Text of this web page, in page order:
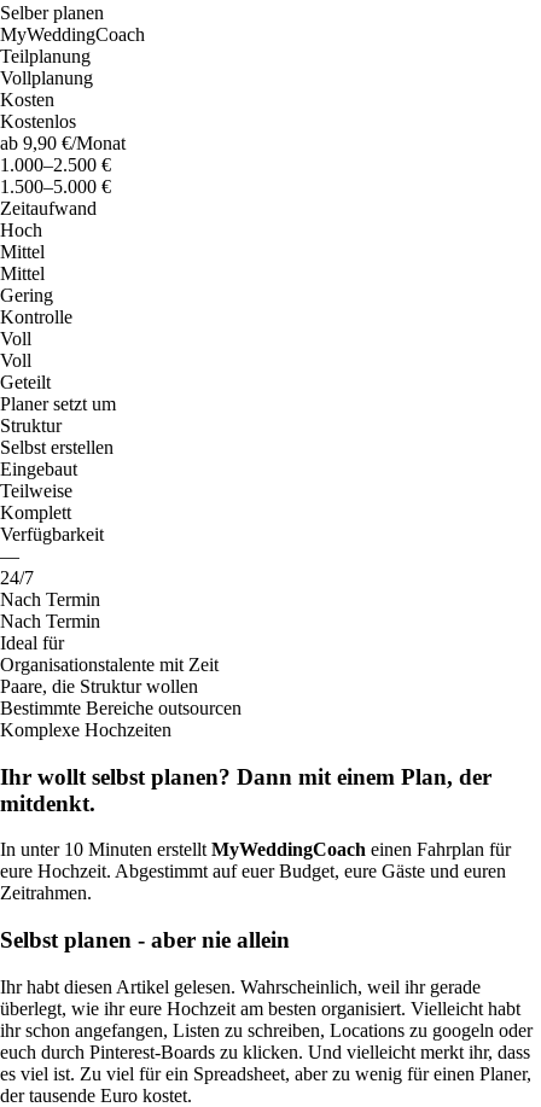
Selber planen
MyWeddingCoach
Teilplanung
Vollplanung
Kosten
Kostenlos
ab 9,90 €/Monat
1.000–2.500 €
1.500–5.000 €
Zeitaufwand
Hoch
Mittel
Mittel
Gering
Kontrolle
Voll
Voll
Geteilt
Planer setzt um
Struktur
Selbst erstellen
Eingebaut
Teilweise
Komplett
Verfügbarkeit
—
24/7
Nach Termin
Nach Termin
Ideal für
Organisationstalente mit Zeit
Paare, die Struktur wollen
Bestimmte Bereiche outsourcen
Komplexe Hochzeiten
Ihr wollt selbst planen? Dann mit einem Plan, der
mitdenkt.
In unter 10 Minuten erstelltMyWeddingCoach einen Fahrplan für
eure Hochzeit. Abgestimmt auf euer Budget, eure Gäste und euren
Zeitrahmen.
Selbst planen - aber nie allein
Ihr habt diesen Artikel gelesen. Wahrscheinlich, weil ihr gerade
überlegt, wie ihr eure Hochzeit am besten organisiert. Vielleicht habt
ihr schon angefangen, Listen zu schreiben, Locations zu googeln oder
euch durch Pinterest-Boards zu klicken. Und vielleicht merkt ihr, dass
es viel ist. Zu viel für ein Spreadsheet, aber zu wenig für einen Planer,
der tausende Euro kostet.